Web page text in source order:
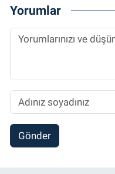
Yorumlar
Gönder